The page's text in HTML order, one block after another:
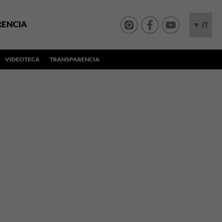
▼ IT
VIDEOTECA TRANSPARENCIA